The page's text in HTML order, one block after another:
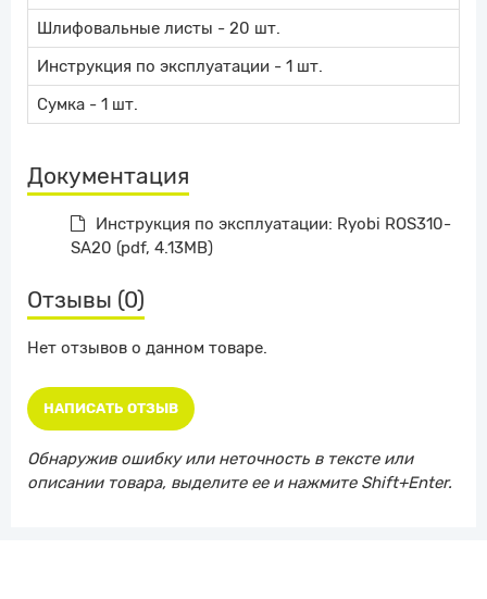
Шлифовальные листы - 20 шт.
Инструкция по эксплуатации - 1 шт.
Сумка - 1 шт.
Документация
Инструкция по эксплуатации: Ryobi ROS310-
SA20 (pdf, 4.13MB)
Отзывы (0)
Нет отзывов о данном товаре.
НАПИСАТЬ ОТЗЫВ
Обнаружив ошибку или неточность в тексте или
описании товара, выделите ее и нажмите Shift+Enter.